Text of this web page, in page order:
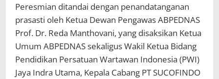
Peresmian ditandai dengan penandatanganan
prasasti oleh Ketua Dewan Pengawas ABPEDNAS
Prof. Dr. Reda Manthovani, yang disaksikan Ketua
Umum ABPEDNAS sekaligus Wakil Ketua Bidang
Pendidikan Persatuan Wartawan Indonesia (PWI)
Jaya Indra Utama, Kepala Cabang PT SUCOFINDO